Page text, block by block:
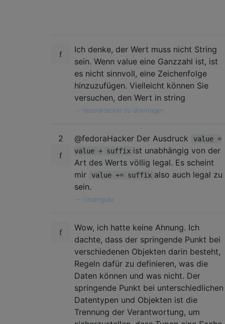
Ich denke, der Wert muss nicht String
sein. Wenn value eine Ganzzahl ist, ist
es nicht sinnvoll, eine Zeichenfolge
hinzuzufügen. Vielleicht können Sie
versuchen, den Wert in string
fedoraHacker zu übertragen.
2 @fedoraHacker Der Ausdruck
value =
value + suffix ist unabhängig von der
Art des Werts völlig legal. Es scheint
mir
value += suffix also auch legal zu
sein.
Grodriguez
Wow, ich hatte keine Ahnung. Ich
dachte, dass der springende Punkt bei
verschiedenen Objekten darin besteht,
Regeln dafür zu definieren, was die
Daten können und was nicht. Der
springende Punkt bei unterschiedlichen
Datentypen und Objekten ist die
Trennung der Verantwortung, um